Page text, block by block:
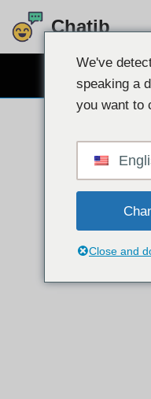
Zum
Chatib
We've
speaking a
you want to
Close and